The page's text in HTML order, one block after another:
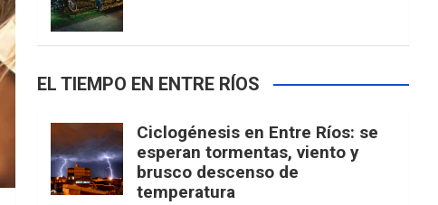
EL TIEMPO EN ENTRE RÍOS
Ciclogénesis en Entre Ríos: se
esperan tormentas, viento y
brusco descenso de
temperatura